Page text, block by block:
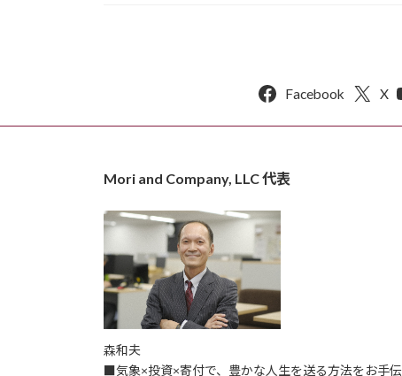
Facebook X
Mori and Company, LLC 代表
森和夫
■気象×投資×寄付で、豊かな人生を送る方法をお手伝